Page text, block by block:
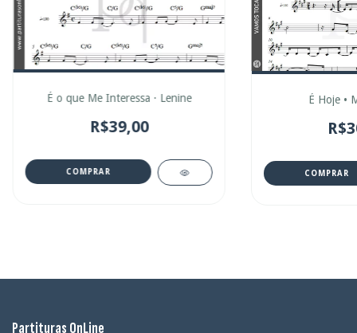
É o que Me Interessa · Lenine
R$39,00
COMPRAR
É Hoje •
COMPRAR
Partituras OnLine